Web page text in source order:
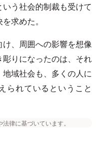
う社会的制裁も受けて
求めた。
、周囲への影響を想像
りになったのは、それ
域社会も、多くの人に
られているということ
律に基づいています。